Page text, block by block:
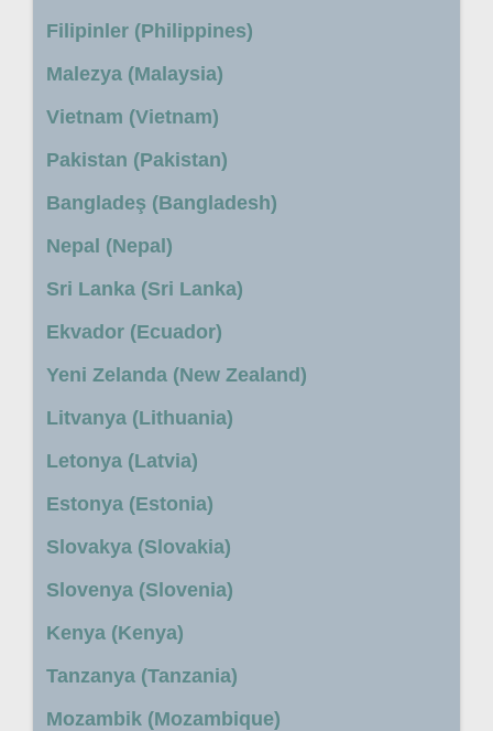
Filipinler (Philippines)
Malezya (Malaysia)
Vietnam (Vietnam)
Pakistan (Pakistan)
Bangladeş (Bangladesh)
Nepal (Nepal)
Sri Lanka (Sri Lanka)
Ekvador (Ecuador)
Yeni Zelanda (New Zealand)
Litvanya (Lithuania)
Letonya (Latvia)
Estonya (Estonia)
Slovakya (Slovakia)
Slovenya (Slovenia)
Kenya (Kenya)
Tanzanya (Tanzania)
Mozambik (Mozambique)